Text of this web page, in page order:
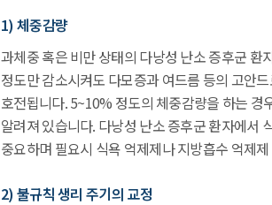
1) 체중감량
과체중 혹은 비만 상태의 다낭성 난소 증후군
정도만 감소시켜도 다모증과 여드름 등의 고안
호전됩니다. 5~10% 정도의 체중감량을 하는
알려져 있습니다. 다낭성 난소 증후군 환자에서
중요하며 필요시 식욕 억제제나 지방흡수 억제
2) 불규칙 생리 주기의 교정